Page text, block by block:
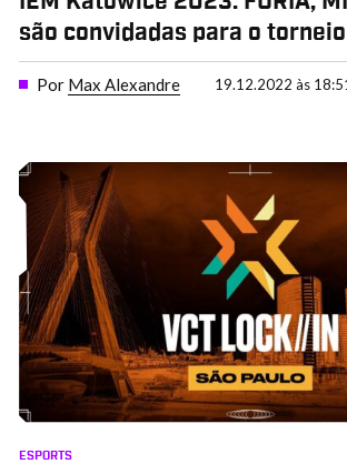
são convidadas para o torneio
Por Max Alexandre 19.12.2022 às
ESPORTS